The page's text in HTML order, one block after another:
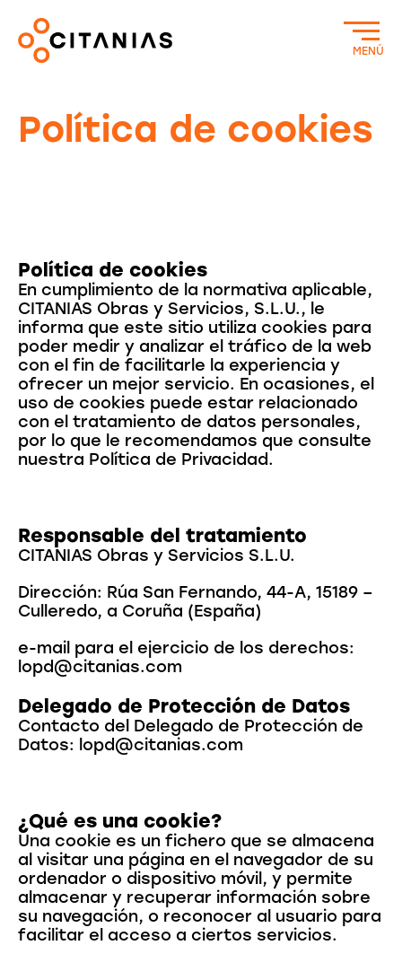
MENÚ
Política de cookies
Política de cookies
En cumplimiento de la normativa aplicable,
CITANIAS Obras y Servicios, S.L.U., le
informa que este sitio utiliza cookies para
poder medir y analizar el tráfico de la web
con el fin de facilitarle la experiencia y
ofrecer un mejor servicio. En ocasiones, el
uso de cookies puede estar relacionado
con el tratamiento de datos personales,
por lo que le recomendamos que consulte
nuestra Política de Privacidad.
Responsable del tratamiento
CITANIAS Obras y Servicios S.L.U.
Dirección: Rúa San Fernando, 44-A, 15189 –
Culleredo, a Coruña (España)
e-mail para el ejercicio de los derechos:
lopd@citanias.com
Delegado de Protección de Datos
Contacto del Delegado de Protección de
Datos: lopd@citanias.com
¿Qué es una cookie?
Una cookie es un fichero que se almacena
al visitar una página en el navegador de su
ordenador o dispositivo móvil, y permite
almacenar y recuperar información sobre
su navegación, o reconocer al usuario para
facilitar el acceso a ciertos servicios.